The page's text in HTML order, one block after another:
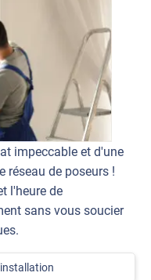
impeccable et d'une
réseau de poseurs !
l'heure de
sans vous soucier